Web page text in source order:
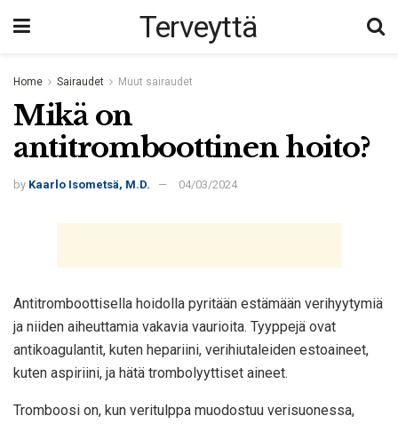
Terveyttä
Home Sairaudet Muut sairaudet
Mikä on
antitromboottinen hoito?
by Kaarlo Isometsä, M.D. 04/03/2024
Antitromboottisella hoidolla pyritään estämään verihyytymiä
ja niiden aiheuttamia vakavia vaurioita. Tyyppejä ovat
antikoagulantit, kuten hepariini, verihiutaleiden estoaineet,
kuten aspiriini, ja hätä trombolyyttiset aineet.
Tromboosi on, kun veritulppa muodostuu verisuonessa,